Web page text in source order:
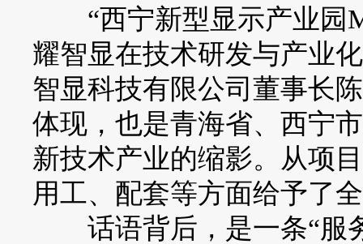
“西宁新型显示产业园
耀智显在技术研发与产业
智显科技有限公司董事长
体现，也是青海省、西宁
新技术产业的缩影。从项
用工、配套等方面给予了
话语背后，是一条“服